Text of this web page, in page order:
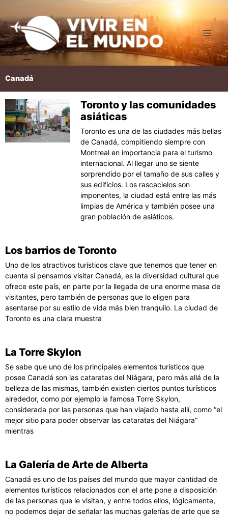
al
contenido
Canadá
Toronto y las comunidades
asiáticas
Toronto es una de las ciudades más bellas
de Canadá, compitiendo siempre con
Montreal en importancia para el turismo
internacional. Al llegar uno se siente
sorprendido por el tamaño de sus calles y
sus edificios. Los rascacielos son
imponentes, la ciudad está entre las más
limpias de América y también posee una
gran población de asiáticos.
Los barrios de Toronto
Uno de los atractivos turísticos clave que tenemos que tener en
cuenta si pensamos visitar Canadá, es la diversidad cultural que
ofrece este país, en parte por la llegada de una enorme masa de
visitantes, pero también de personas que lo eligen para
asentarse por su estilo de vida más bien tranquilo. La ciudad de
Toronto es una clara muestra
La Torre Skylon
Se sabe que uno de los principales elementos turísticos que
posee Canadá son las cataratas del Niágara, pero más allá de la
belleza de las mismas, también existen ciertos puntos turísticos
alrededor, como por ejemplo la famosa Torre Skylon,
considerada por las personas que han viajado hasta allí, como “el
mejor sitio para poder observar las cataratas del Niágara”
mientras
La Galería de Arte de Alberta
Canadá es uno de los países del mundo que mayor cantidad de
elementos turísticos relacionados con el arte pone a disposición
de las personas que le visitan, y entre todos ellos, lógicamente,
no podemos dejar de señalar las muchas galerías de arte que se
Página
PáginaPáginaPágina